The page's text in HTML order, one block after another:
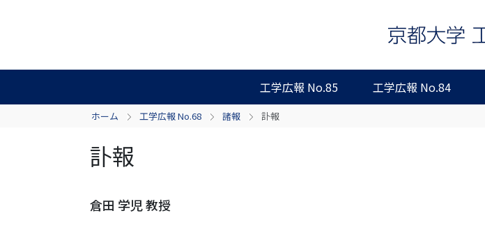
工学広報 No.85 工学広報 No.84
ホーム 工学広報 No.68 諸報 訃報
訃報
倉田 学児 教授